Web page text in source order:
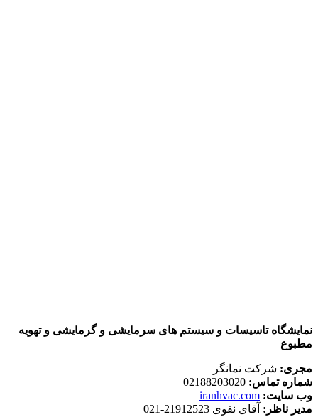
نمایشگاه تاسیسات و سیستم های سرمایشی و گرمایشی و تهویه
مطبوع
مجری: شرکت نمانگر
شماره تماس:
وب سایت: iranhvac.com
مدیر ناظر: آقای نقوی 21912523-021